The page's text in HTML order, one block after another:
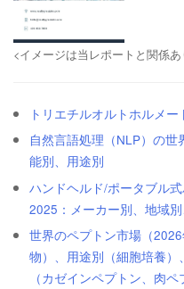
<イメージは当レポートと関係
トリエチルオルトホルメ
自然言語処理（NLP）の
能別、用途別
ハンドヘルド/ポータブル
2025：メーカー別、地域
世界のペプトン市場（
物）、用途別（細胞培養
（カゼインペプトン、肉